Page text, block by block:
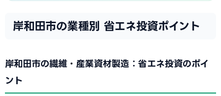
岸和田市の業種別 省エネ投資ポイント
岸和田市の繊維・産業資材製造：省エネ投資のポイ
ント